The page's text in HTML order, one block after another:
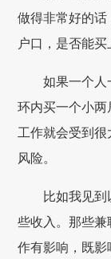
做得非常好的
户口，是否能
如果一个人
环内买一个小两
工作就会受到
风险。
比如我见
些收入。那些兼
作有影响，既影